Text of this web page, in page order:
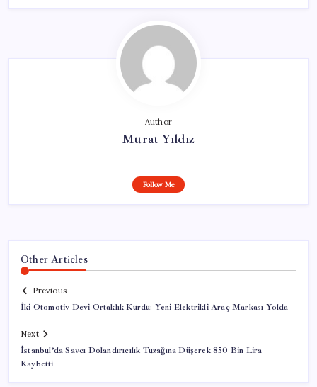
Author
Murat Yıldız
Follow Me
Other Articles
Previous
İki Otomotiv Devi Ortaklık Kurdu: Yeni Elektrikli Araç Markası Yolda
Next
İstanbul’da Savcı Dolandırıcılık Tuzağına Düşerek 850 Bin Lira
Kaybetti